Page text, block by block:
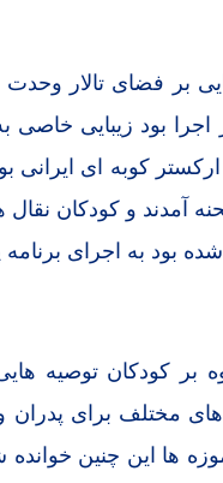
بر فضای تالار
اجرا بود زیبایی
کوبه ای ایرانی
آمدند و کودکان
بود به اجرای برنامه
بر کودکان توصیه
مختلف برای
ها این چنین